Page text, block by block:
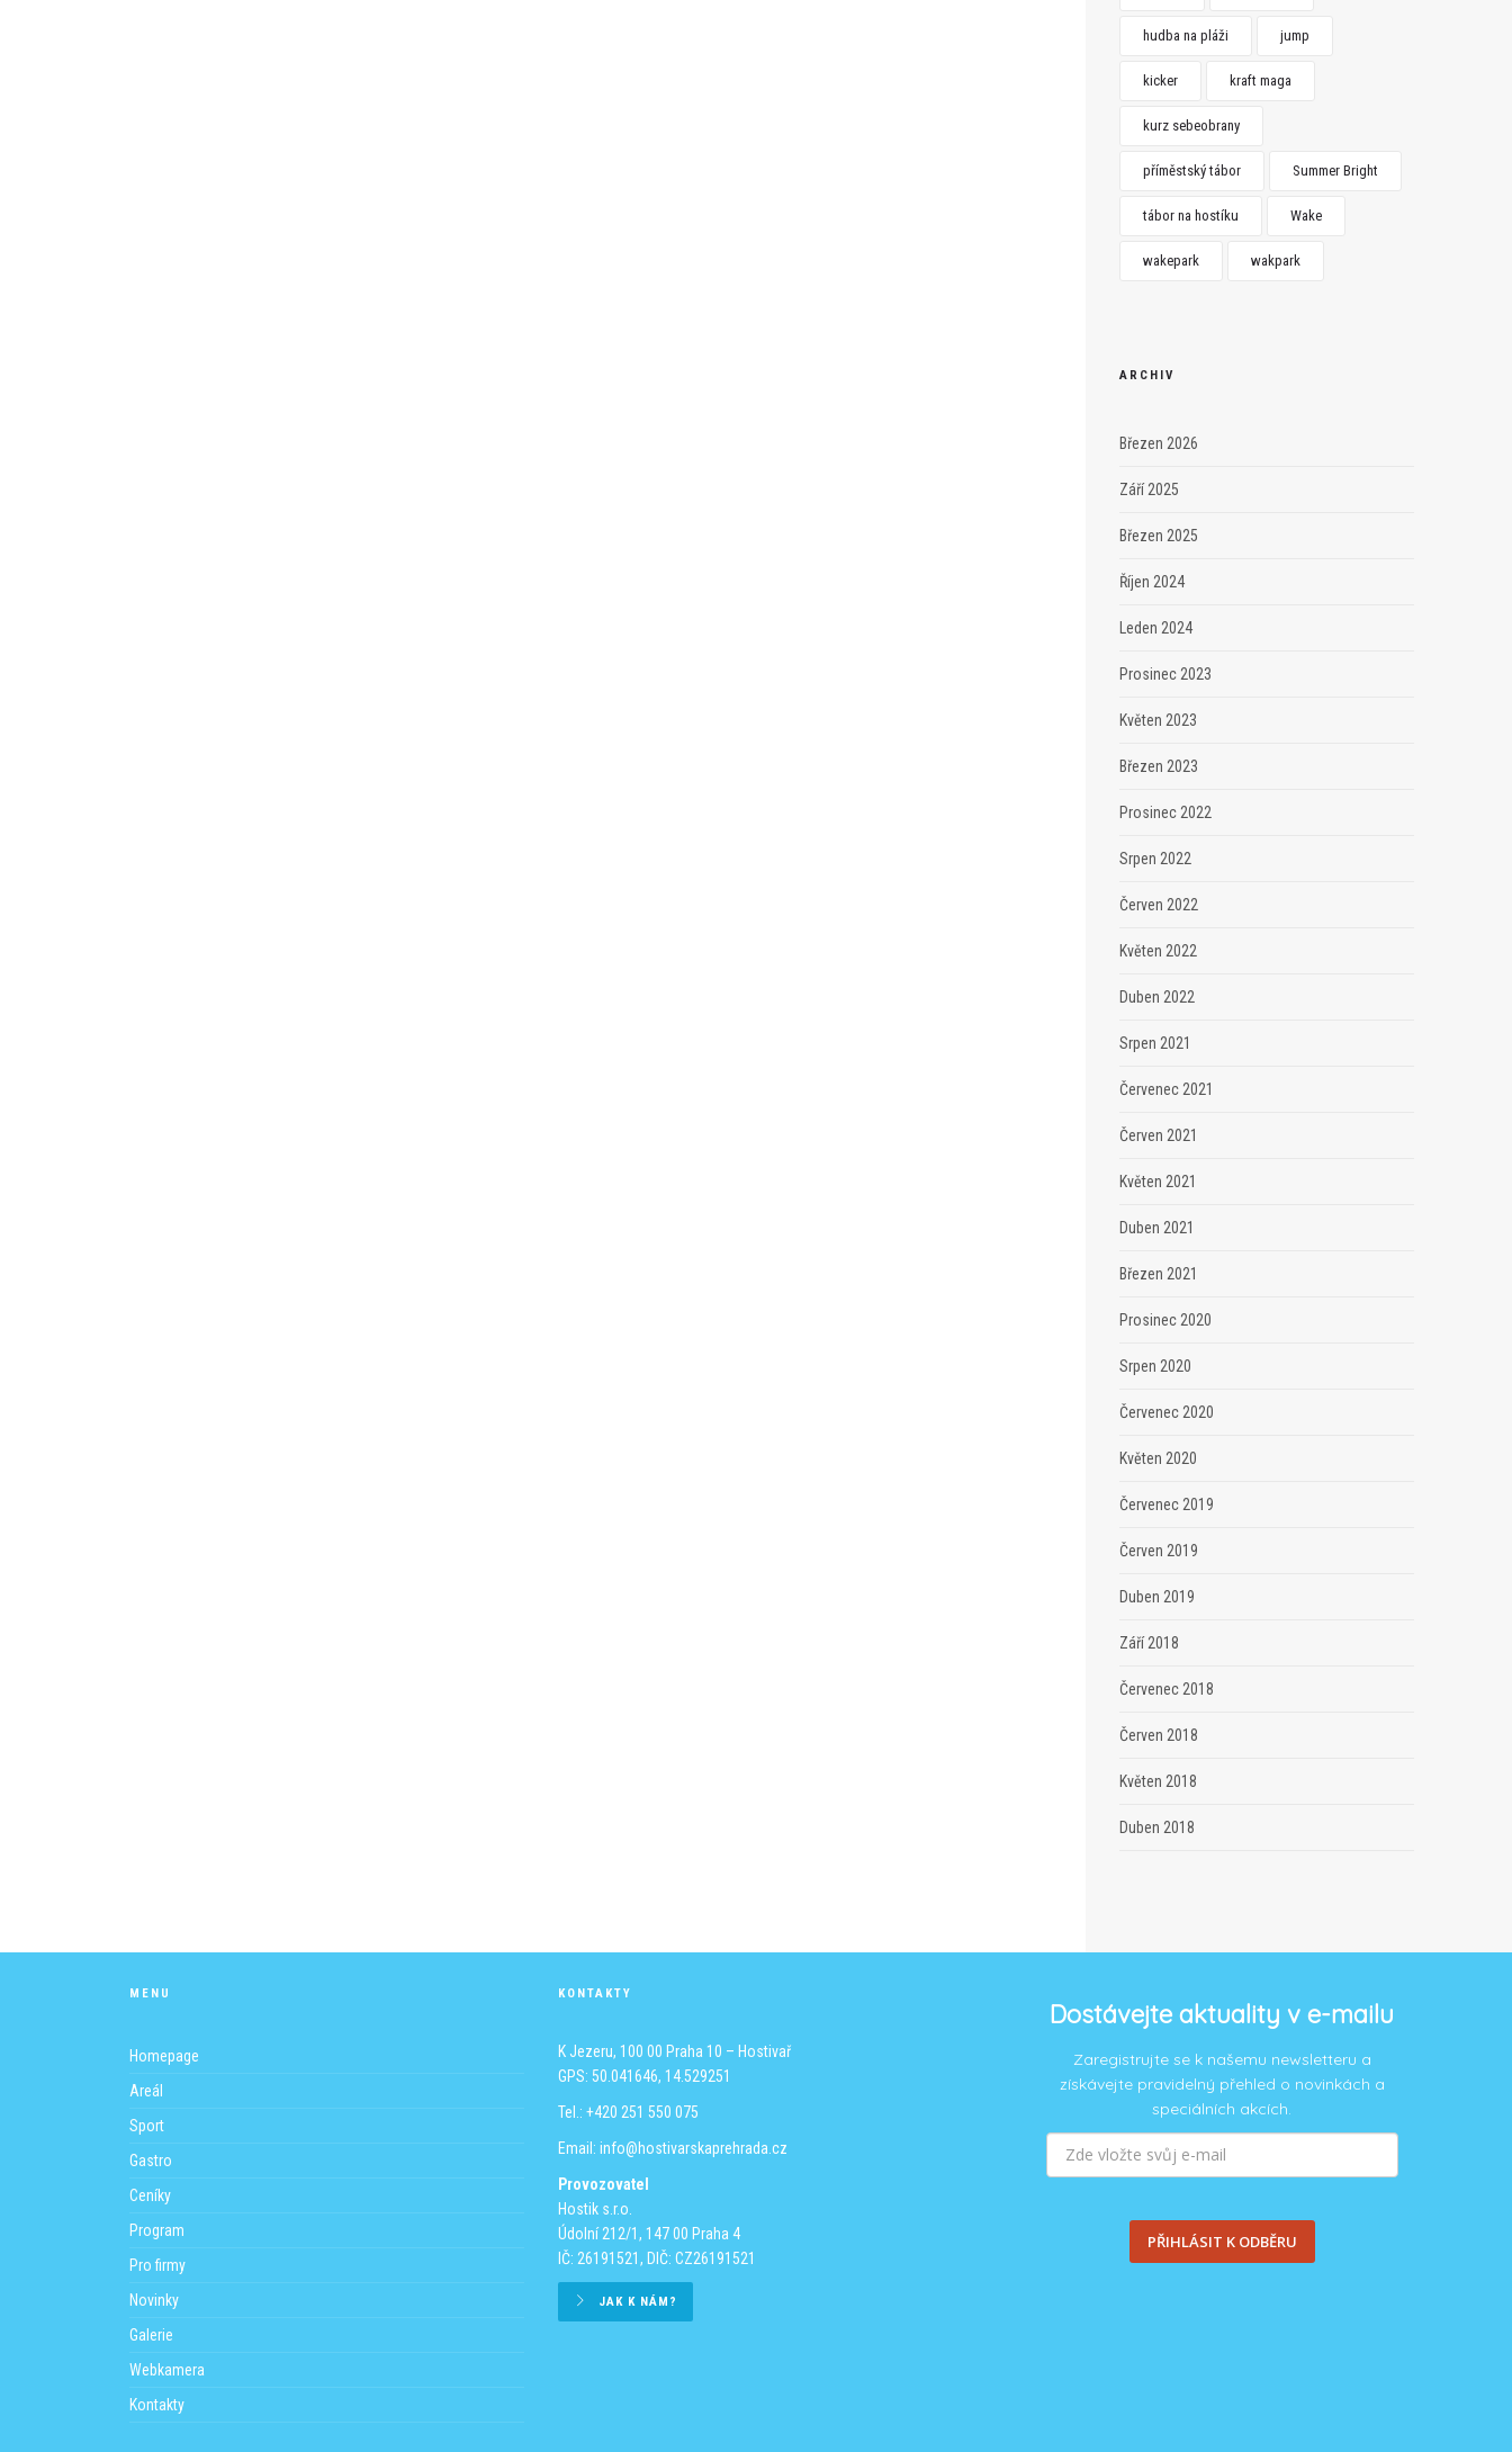
hudba na pláži jump
kicker kraft maga
kurz sebeobrany
příměstský tábor Summer Bright
tábor na hostíku Wake
wakepark wakpark
ARCHIV
Březen 2026
Září 2025
Březen 2025
Říjen 2024
Leden 2024
Prosinec 2023
Květen 2023
Březen 2023
Prosinec 2022
Srpen 2022
Červen 2022
Květen 2022
Duben 2022
Srpen 2021
Červenec 2021
Červen 2021
Květen 2021
Duben 2021
Březen 2021
Prosinec 2020
Srpen 2020
Červenec 2020
Květen 2020
Červenec 2019
Červen 2019
Duben 2019
Září 2018
Červenec 2018
Červen 2018
Květen 2018
Duben 2018
MENU
Homepage
Areál
Sport
Gastro
Ceníky
Program
Pro firmy
Novinky
Galerie
Webkamera
Kontakty
KONTAKTY
K Jezeru, 100 00 Praha 10 – Hostivař
GPS: 50.041646, 14.529251
Tel.: +420 251 550 075
Email:info@hostivarskaprehrada.cz
Provozovatel
Hostik s.r.o.
Údolní 212/1, 147 00 Praha 4
IČ: 26191521, DIČ: CZ26191521
JAK K NÁM?
Dostávejte aktuality v e-mailu
Zaregistrujte se k našemu newsletteru a
získávejte pravidelný přehled o novinkách a
speciálních akcích.
PŘIHLÁSIT K ODBĚRU